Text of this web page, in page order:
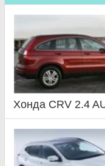
Хонда CRV 2.4